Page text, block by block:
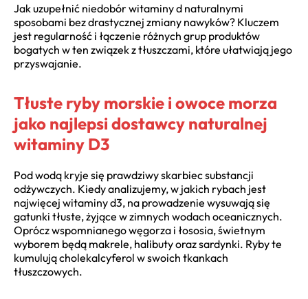
Jak uzupełnić niedobór witaminy d naturalnymi
sposobami bez drastycznej zmiany nawyków? Kluczem
jest regularność i łączenie różnych grup produktów
bogatych w ten związek z tłuszczami, które ułatwiają jego
przyswajanie.
Tłuste ryby morskie i owoce morza
jako najlepsi dostawcy naturalnej
witaminy D3
Pod wodą kryje się prawdziwy skarbiec substancji
odżywczych. Kiedy analizujemy, w jakich rybach jest
najwięcej witaminy d3, na prowadzenie wysuwają się
gatunki tłuste, żyjące w zimnych wodach oceanicznych.
Oprócz wspomnianego węgorza i łososia, świetnym
wyborem będą makrele, halibuty oraz sardynki. Ryby te
kumulują cholekalcyferol w swoich tkankach
tłuszczowych.